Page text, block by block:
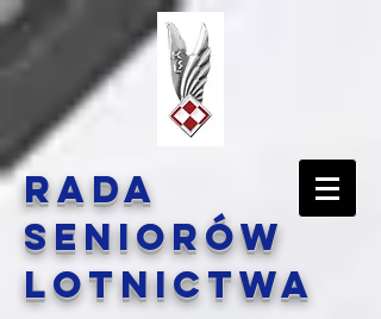
Rada
Seniorów
Lotnictwa